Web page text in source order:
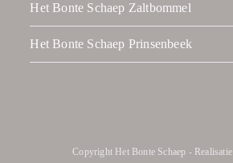
Het Bonte Schaep Zaltbommel
Het Bonte Schaep Prinsenbeek
Copyright Het Bonte Schaep - Realisatie